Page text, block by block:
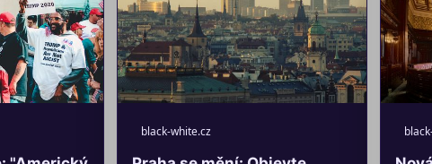
black-white.cz